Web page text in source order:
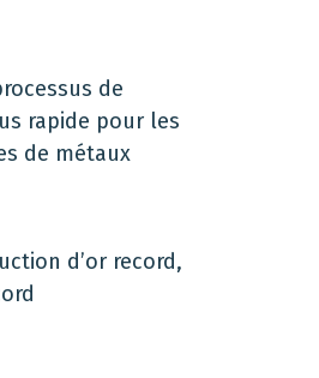
de
rapide pour les
de métaux
d’or record,